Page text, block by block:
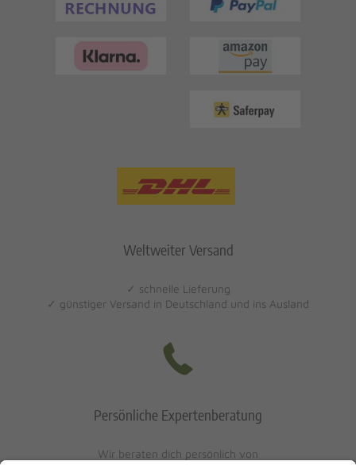
Weltweiter Versand
✓ schnelle Lieferung
✓ günstiger Versand in Deutschland und ins Ausland
Persönliche Expertenberatung
Wir beraten dich persönlich von